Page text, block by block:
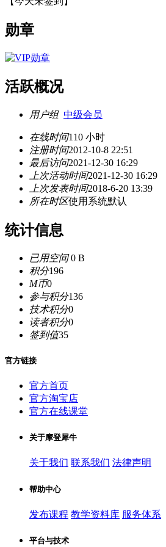
勋章
活跃概况
用户组 中级会员
在线时间110 小时
注册时间2012-10-8 22:51
最后访问2021-12-30 16:29
上次活动时间2021-12-30 16:29
上次发表时间2018-6-20 13:39
所在时区使用系统默认
统计信息
已用空间0 B
积分196
M币0
参与积分136
技术积分0
读者积分0
签到值35
官方链接
官方首页
官方淘宝店
官方在线课堂
关于摩登犀牛
关于我们 联系我们 法律声明
帮助中心
发布课程 教学资料库 服务体系
平台与技术